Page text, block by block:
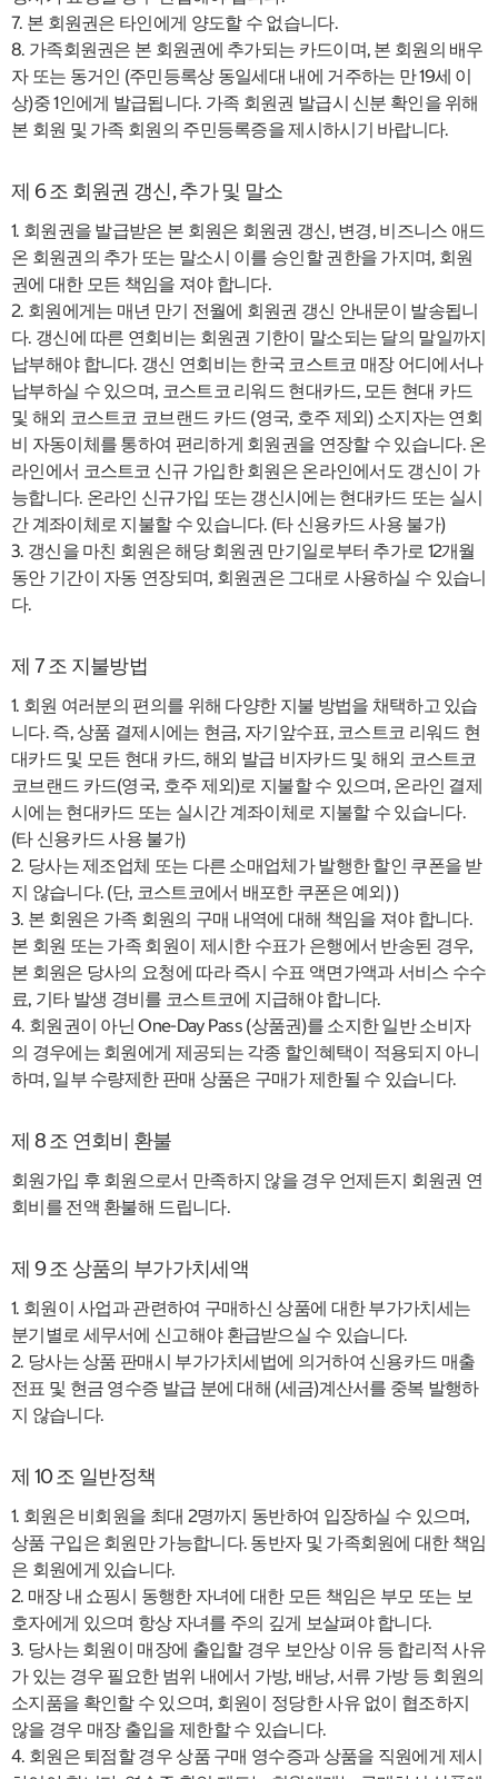
7. 본 회원권은 타인에게 양도할 수 없습니다.
8. 가족회원권은 본 회원권에 추가되는 카드이며, 본 회원의 배우
자 또는 동거인 (주민등록상 동일세대 내에 거주하는 만 19세 이
상)중 1인에게 발급됩니다. 가족 회원권 발급시 신분 확인을 위해
본 회원 및 가족 회원의 주민등록증을 제시하시기 바랍니다.
제 6 조 회원권 갱신, 추가 및 말소
1. 회원권을 발급받은 본 회원은 회원권 갱신, 변경, 비즈니스 애드
온 회원권의 추가 또는 말소시 이를 승인할 권한을 가지며, 회원
권에 대한 모든 책임을 져야 합니다.
2. 회원에게는 매년 만기 전월에 회원권 갱신 안내문이 발송됩니
다. 갱신에 따른 연회비는 회원권 기한이 말소되는 달의 말일까지
납부해야 합니다. 갱신 연회비는 한국 코스트코 매장 어디에서나
납부하실 수 있으며, 코스트코 리워드 현대카드, 모든 현대 카드
및 해외 코스트코 코브랜드 카드 (영국, 호주 제외) 소지자는 연회
비 자동이체를 통하여 편리하게 회원권을 연장할 수 있습니다. 온
라인에서 코스트코 신규 가입한 회원은 온라인에서도 갱신이 가
능합니다. 온라인 신규가입 또는 갱신시에는 현대카드 또는 실시
간 계좌이체로 지불할 수 있습니다. (타 신용카드 사용 불가)
3. 갱신을 마친 회원은 해당 회원권 만기일로부터 추가로 12개월
동안 기간이 자동 연장되며, 회원권은 그대로 사용하실 수 있습니
다.
제 7 조 지불방법
1. 회원 여러분의 편의를 위해 다양한 지불 방법을 채택하고 있습
니다. 즉, 상품 결제시에는 현금, 자기앞수표, 코스트코 리워드 현
대카드 및 모든 현대 카드, 해외 발급 비자카드 및 해외 코스트코
코브랜드 카드(영국, 호주 제외)로 지불할 수 있으며, 온라인 결제
시에는 현대카드 또는 실시간 계좌이체로 지불할 수 있습니다.
(타 신용카드 사용 불가)
2. 당사는 제조업체 또는 다른 소매업체가 발행한 할인 쿠폰을 받
지 않습니다. (단, 코스트코에서 배포한 쿠폰은 예외) )
3. 본 회원은 가족 회원의 구매 내역에 대해 책임을 져야 합니다.
본 회원 또는 가족 회원이 제시한 수표가 은행에서 반송된 경우,
본 회원은 당사의 요청에 따라 즉시 수표 액면가액과 서비스 수수
료, 기타 발생 경비를 코스트코에 지급해야 합니다.
4. 회원권이 아닌 One-Day Pass (상품권)를 소지한 일반 소비자
의 경우에는 회원에게 제공되는 각종 할인혜택이 적용되지 아니
하며, 일부 수량제한 판매 상품은 구매가 제한될 수 있습니다.
제 8 조 연회비 환불
회원가입 후 회원으로서 만족하지 않을 경우 언제든지 회원권 연
회비를 전액 환불해 드립니다.
제 9 조 상품의 부가가치세액
1. 회원이 사업과 관련하여 구매하신 상품에 대한 부가가치세는
분기별로 세무서에 신고해야 환급받으실 수 있습니다.
2. 당사는 상품 판매시 부가가치세법에 의거하여 신용카드 매출
전표 및 현금 영수증 발급 분에 대해 (세금)계산서를 중복 발행하
지 않습니다.
제 10 조 일반정책
1. 회원은 비회원을 최대 2명까지 동반하여 입장하실 수 있으며,
상품 구입은 회원만 가능합니다. 동반자 및 가족회원에 대한 책임
은 회원에게 있습니다.
2. 매장 내 쇼핑시 동행한 자녀에 대한 모든 책임은 부모 또는 보
호자에게 있으며 항상 자녀를 주의 깊게 보살펴야 합니다.
3. 당사는 회원이 매장에 출입할 경우 보안상 이유 등 합리적 사유
가 있는 경우 필요한 범위 내에서 가방, 배낭, 서류 가방 등 회원의
소지품을 확인할 수 있으며, 회원이 정당한 사유 없이 협조하지
않을 경우 매장 출입을 제한할 수 있습니다.
4. 회원은 퇴점할 경우 상품 구매 영수증과 상품을 직원에게 제시